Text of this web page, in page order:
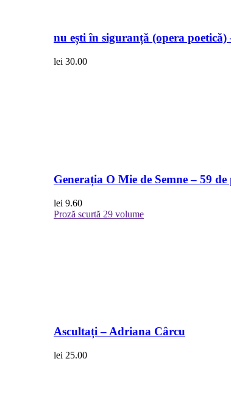
nu ești în siguranță (opera poetică)
lei 30.00
Generația O Mie de Semne – 59
lei 9.60
Proză scurtă 29 volume
Ascultați – Adriana Cârcu
lei 25.00